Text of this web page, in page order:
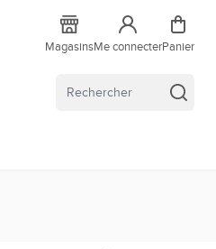
MagasinsMe connecterPanier